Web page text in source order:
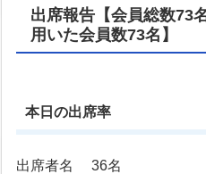
出席報告【会員総数73
用いた会員数73名】
本日の出席率
出席者名 36名